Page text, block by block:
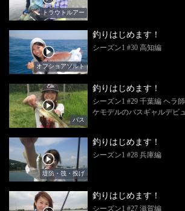
トラウトルアー
オフショアソルト
釣りはじめます！
シーズン1 #30 高知編
バス
釣りはじめます！
シーズン1 #29 千葉編 ヘラ
ケモデルのバスギャルデビ
堤防・筏・投げ
釣りはじめます！
シーズン1 #28 兵庫編
釣りはじめます！
シーズン1 #27 滋賀編